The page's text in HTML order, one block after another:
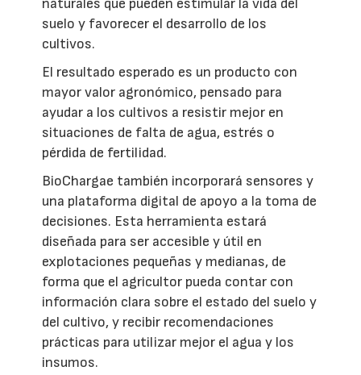
naturales que pueden estimular la vida del
suelo y favorecer el desarrollo de los
cultivos.
El resultado esperado es un producto con
mayor valor agronómico, pensado para
ayudar a los cultivos a resistir mejor en
situaciones de falta de agua, estrés o
pérdida de fertilidad.
BioChargae también incorporará sensores y
una plataforma digital de apoyo a la toma de
decisiones. Esta herramienta estará
diseñada para ser accesible y útil en
explotaciones pequeñas y medianas, de
forma que el agricultor pueda contar con
información clara sobre el estado del suelo y
del cultivo, y recibir recomendaciones
prácticas para utilizar mejor el agua y los
insumos.